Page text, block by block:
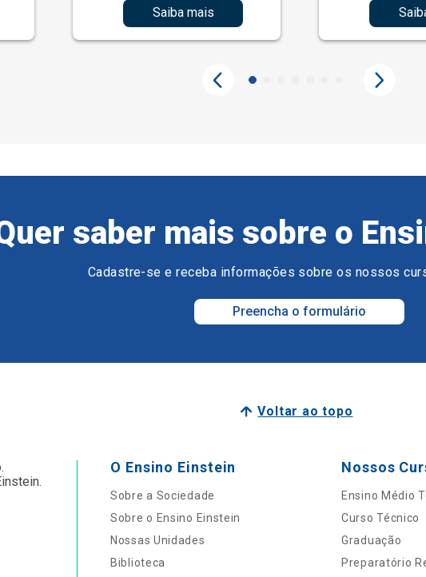
Saiba mais
saber mais sobre o
Cadastre-se e receba informações sobre os nossos
Preencha o formulário
Voltar ao topo
O Ensino Einstein
Sobre a Sociedade
Sobre o Ensino Einstein
Nossas Unidades
Biblioteca
Nossos
Ensino Médio
Curso Técnico
Graduação
Preparatório